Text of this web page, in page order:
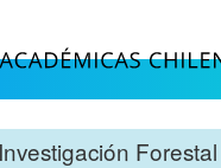
Forestal